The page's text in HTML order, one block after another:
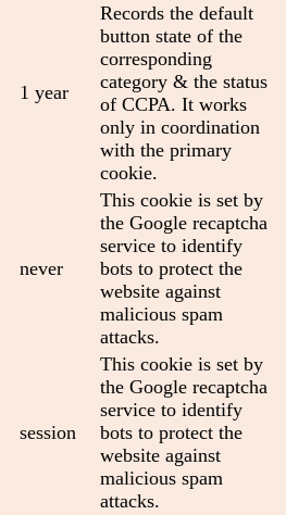
1 year
Records the default
button state of the
corresponding
category & the status
of CCPA. It works
only in coordination
with the primary
cookie.
never
This cookie is set by
the Google recaptcha
service to identify
bots to protect the
website against
malicious spam
attacks.
session
This cookie is set by
the Google recaptcha
service to identify
bots to protect the
website against
malicious spam
attacks.